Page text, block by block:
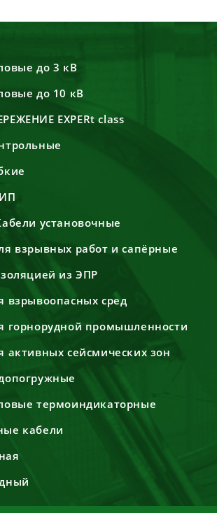
до 3 кВ
до 10 кВ
EXPERt class
установочные
взрывных работ и сапёрные
из ЭПР
взрывоопасных сред
горнорудной промышленности
активных сейсмических зон
термоиндикаторные
кабели